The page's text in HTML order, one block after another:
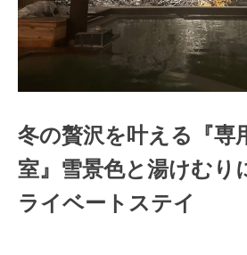
冬の贅沢を叶える『専
室』雪景色と湯けむり
ライベートステイ